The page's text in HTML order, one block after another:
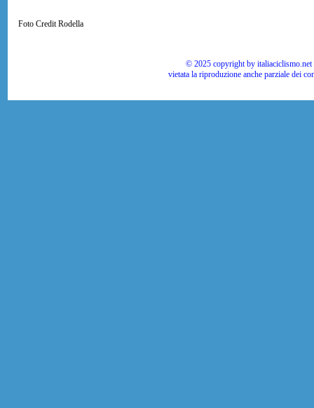
Foto Credit Rodella
© 2025 copyright by
vietata la riproduzione anche parziale dei